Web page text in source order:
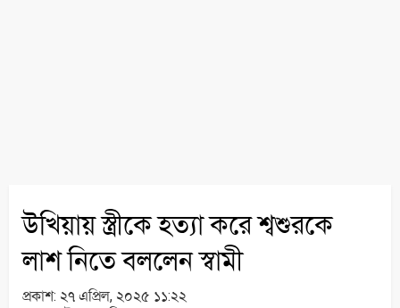
উখিয়ায় স্ত্রীকে হত্যা করে শ্বশুরকে
লাশ নিতে বললেন স্বামী
প্রকাশ: ২৭ এপ্রিল, ২০২৫ ১১:২২